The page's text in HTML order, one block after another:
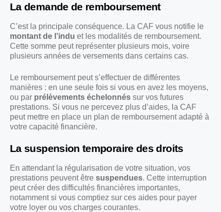
La demande de remboursement
C’est la principale conséquence. La CAF vous notifie le
montant de l’indu et les modalités de remboursement.
Cette somme peut représenter plusieurs mois, voire
plusieurs années de versements dans certains cas.
Le remboursement peut s’effectuer de différentes
manières : en une seule fois si vous en avez les moyens,
ou par prélèvements échelonnés sur vos futures
prestations. Si vous ne percevez plus d’aides, la CAF
peut mettre en place un plan de remboursement adapté à
votre capacité financière.
La suspension temporaire des droits
En attendant la régularisation de votre situation, vos
prestations peuvent être suspendues. Cette interruption
peut créer des difficultés financières importantes,
notamment si vous comptiez sur ces aides pour payer
votre loyer ou vos charges courantes.